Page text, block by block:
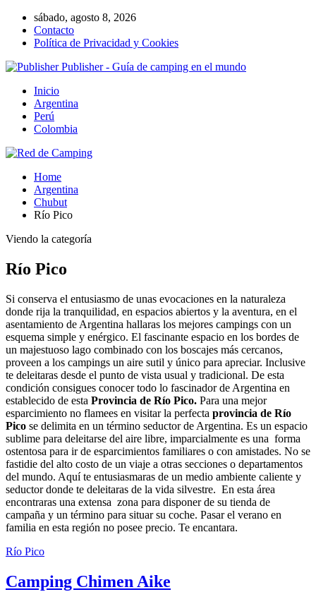
sábado, agosto 8, 2026
Contacto
Política de Privacidad y Cookies
Publisher - Guía de camping en el mundo
Inicio
Argentina
Perú
Colombia
Home
Argentina
Chubut
Río Pico
Viendo la categoría
Río Pico
Si conserva el entusiasmo de unas evocaciones en la naturaleza
donde rija la tranquilidad, en espacios abiertos y la aventura, en el
asentamiento de Argentina hallaras los mejores campings con un
esquema simple y enérgico. El fascinante espacio en los bordes de
un majestuoso lago combinado con los boscajes más cercanos,
proveen a los campings un aire sutil y único para apreciar. Inclusive
te deleitaras desde el punto de vista usual y tradicional. De esta
condición consigues conocer todo lo fascinador de Argentina en
establecido de esta Provincia de Río Pico. Para una mejor
esparcimiento no flamees en visitar la perfecta provincia de Río
Pico se delimita en un término seductor de Argentina. Es un espacio
sublime para deleitarse del aire libre, imparcialmente es una forma
ostentosa para ir de esparcimientos familiares o con amistades. No se
fastidie del alto costo de un viaje a otras secciones o departamentos
del mundo. Aquí te entusiasmaras de un medio ambiente caliente y
seductor donde te deleitaras de la vida silvestre. En esta área
encontraras una extensa zona para disponer de su tienda de
campaña y un término para situar su coche. Pasar el verano en
familia en esta región no posee precio. Te encantara.
Río Pico
Camping Chimen Aike